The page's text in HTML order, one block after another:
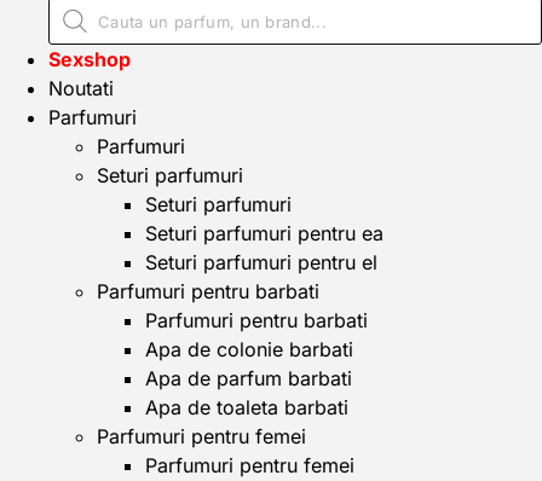
Sexshop
Noutati
Parfumuri
Parfumuri
Seturi parfumuri
Seturi parfumuri
Seturi parfumuri pentru ea
Seturi parfumuri pentru el
Parfumuri pentru barbati
Parfumuri pentru barbati
Apa de colonie barbati
Apa de parfum barbati
Apa de toaleta barbati
Parfumuri pentru femei
Parfumuri pentru femei